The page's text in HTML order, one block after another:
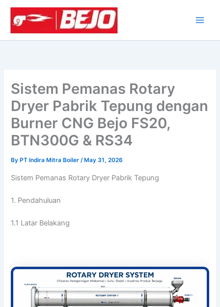
Skip
content
Sistem Pemanas Rotary
Dryer Pabrik Tepung dengan
Burner CNG Bejo FS20,
BTN300G & RS34
By PT Indira Mitra Boiler/ May 31, 2026
Sistem Pemanas Rotary Dryer Pabrik Tepung
1. Pendahuluan
1.1 Latar Belakang